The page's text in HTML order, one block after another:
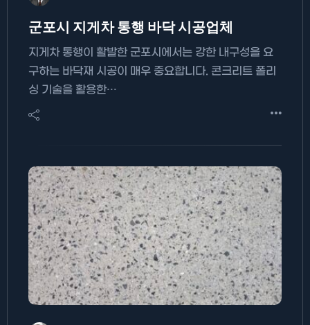
군포시 지게차 통행 바닥 시공업체
지게차 통행이 활발한 군포시에서는 강한 내구성을 요
구하는 바닥재 시공이 매우 중요합니다. 콘크리트 폴리
싱 기술을 활용한…